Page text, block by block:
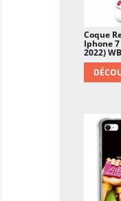
Coque
Iphone 7
2022)